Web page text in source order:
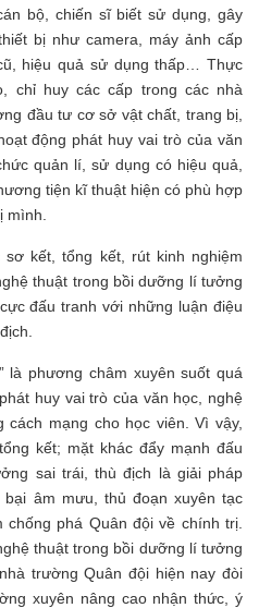
bộ, chiến sĩ biết sử dụng, gây
bị như camera, máy ảnh cấp
hiệu quả sử dụng thấp… Thực
chỉ huy các cấp trong các nhà
đầu tư cơ sở vật chất, trang bị,
động phát huy vai trò của văn
quản lí, sử dụng có hiệu quả,
tiện kĩ thuật hiện có phù hợp
mình.
kết, tổng kết, rút kinh nghiệm
thuật trong bồi dưỡng lí tưởng
đấu tranh với những luận điệu
là phương châm xuyên suốt quá
huy vai trò của văn học, nghệ
mạng cho học viên. Vì vậy,
kết; mặt khác đẩy mạnh đấu
sai trái, thù địch là giải pháp
âm mưu, thủ đoạn xuyên tạc
phá Quân đội về chính trị.
thuật trong bồi dưỡng lí tưởng
trường Quân đội hiện nay đòi
xuyên nâng cao nhận thức, ý